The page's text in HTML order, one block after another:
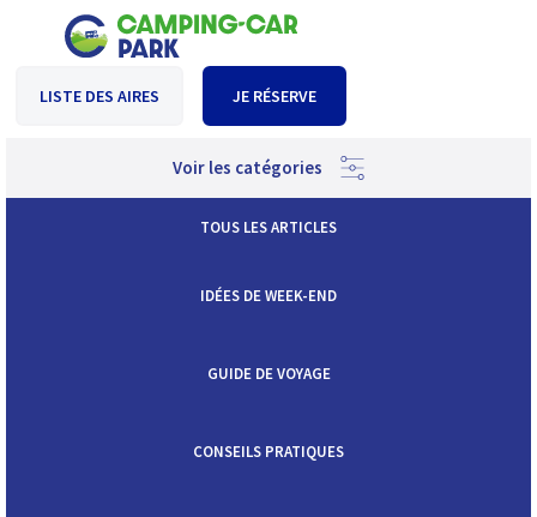
LISTE DES AIRES JE RÉSERVE
Voir les catégories
TOUS LES ARTICLES
IDÉES DE WEEK-END
GUIDE DE VOYAGE
CONSEILS PRATIQUES